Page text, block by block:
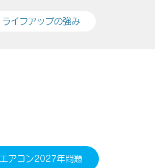
ライフアップの強み
エアコン2027年問題